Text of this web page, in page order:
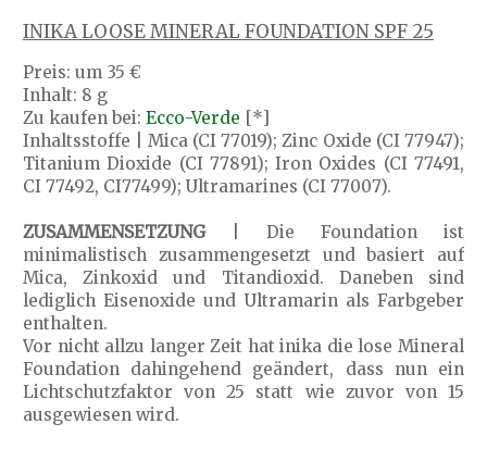
INIKA LOOSE MINERAL FOUNDATION SPF 25
Preis: um 35 €
Inhalt: 8 g
Zu kaufen bei: Ecco-Verde [*]
Inhaltsstoffe | Mica (CI 77019); Zinc Oxide (CI 77947);
Titanium Dioxide (CI 77891); Iron Oxides (CI 77491,
CI 77492, CI77499); Ultramarines (CI 77007).
ZUSAMMENSETZUNG| Die Foundation ist
minimalistisch zusammengesetzt und basiert auf
Mica, Zinkoxid und Titandioxid. Daneben sind
lediglich Eisenoxide und Ultramarin als Farbgeber
enthalten.
Vor nicht allzu langer Zeit hat inika die lose Mineral
Foundation dahingehend geändert, dass nun ein
Lichtschutzfaktor von 25 statt wie zuvor von 15
ausgewiesen wird.